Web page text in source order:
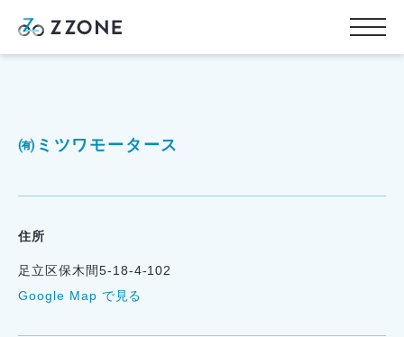
㈲ミツワモータース
住所
足立区保木間5-18-4-102
Google Map で見る